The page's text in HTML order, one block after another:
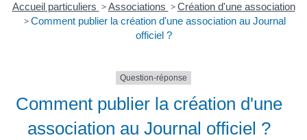
Accueil particuliers > Associations > Création d'une association
> Comment publier la création d'une association au Journal
officiel ?
Question-réponse
Comment publier la création d'une
association au Journal officiel ?